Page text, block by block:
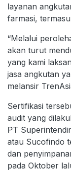
layanan
farmasi,
“Melalui
akan turut
yang kami
jasa angkutan
melansir
Sertifikasi
audit yang
PT
atau Sucofindo
dan
pada Oktober